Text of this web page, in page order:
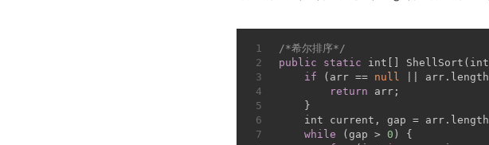
1
2
3
4
5
6
7
/*希尔排序*/
public
static int [] ShellSort( int
if (arr == null || arr.length
return arr;
    }
int current, gap =
while (gap > 0 ) {